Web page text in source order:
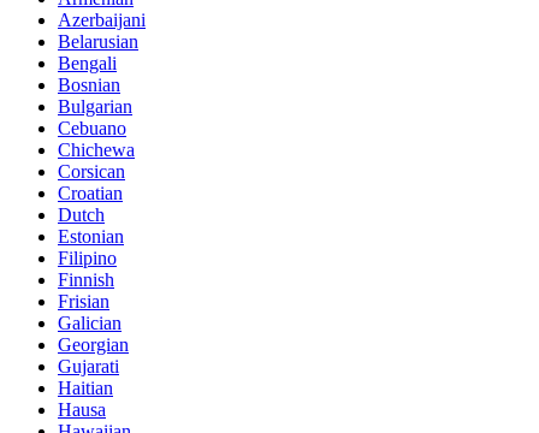
Azerbaijani
Belarusian
Bengali
Bosnian
Bulgarian
Cebuano
Chichewa
Corsican
Croatian
Dutch
Estonian
Filipino
Finnish
Frisian
Galician
Georgian
Gujarati
Haitian
Hausa